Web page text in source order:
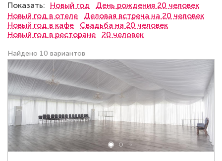
Показать: Новый год
День рождения 20 человек
Новый год в отеле
Деловая встреча на 20 человек
Новый год в кафе
Свадьба на 20 человек
Новый год в ресторане
20 человек
Найдено 10 вариантов